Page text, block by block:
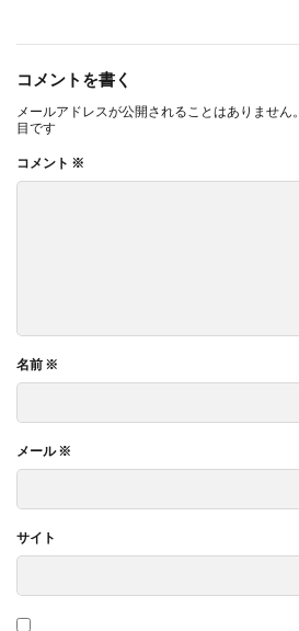
コメントを書く
メールアドレスが公開されることはありません。
目です
コメント ※
名前 ※
メール※
サイト